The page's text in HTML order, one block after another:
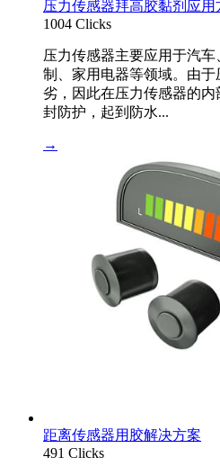
压力传感器拜高胶黏剂应用
1004 Clicks
压力传感器主要应用于汽
制、家用电器等领域。由
劣，因此在压力传感器的
封防护，起到防水...
→
距离传感器用胶解决方案
491 Clicks